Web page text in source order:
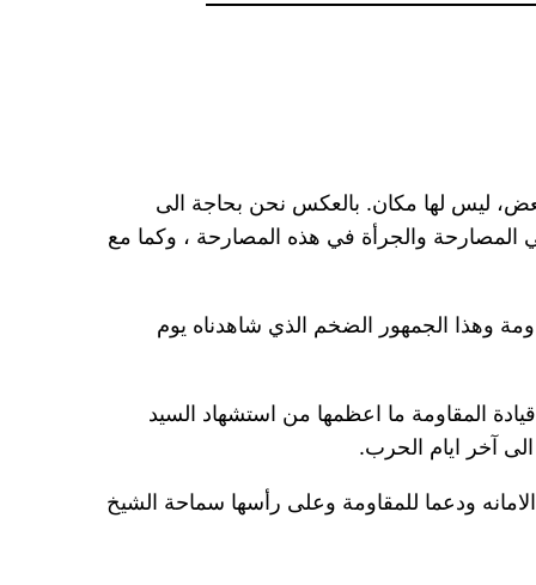
ليس لها مكان. بالعكس نحن بحاجة الى
المصارحة والجرأة في هذه المصارحة ، وكما مع
وهذا الجمهور الضخم الذي شاهدناه يوم
المقاومة ما اعظمها من استشهاد السيد
آخر ايام الحرب.
الامانه ودعما للمقاومة وعلى رأسها سماحة الشيخ